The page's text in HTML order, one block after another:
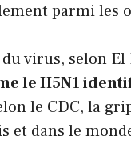
parmi les
virus, selon
le H5N1
le CDC, la
et dans le